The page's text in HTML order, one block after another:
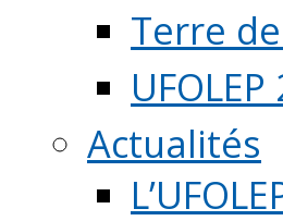
Terre
Actualités